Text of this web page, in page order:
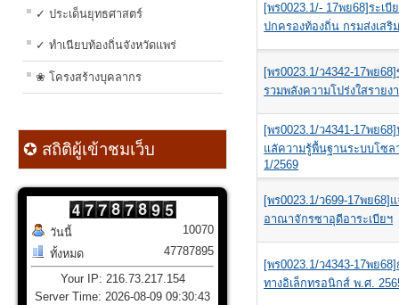
✓ ประเด็นยุทธศาสตร์
✓ ทำเนียบท้องถิ่นจังหวัดแพร่
❀ โครงสร้างบุคลากร
✪ สถิติผู้เข้าชมเว็บ
วันนี้
ทั้งหมด
10070
47787895
Your IP: 216.73.217.154
Server Time: 2026-08-09 09:30:43
[พร0023.1/- 17พย68]ระเ
ปกครองท้องถิ่น กรมส่งเส
[พร0023.1/ว4342-17พย
รวมพลังความโปร่งใสราย
[พร0023.1/ว4341-17พย
แลัความรู้พื้นฐานระบบโซล
1/2569
[พร0023.1/ว699-17พย
อาณาจักรซาอุดีอาระเบียฯ
[พร0023.1/ว4343-17พย
ทางอิเล็กทรอนิกส์ พ.ศ.